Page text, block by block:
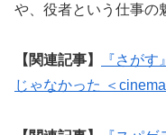
や、役者という仕事の
【関連記事】
『さが
じゃなかった ＜